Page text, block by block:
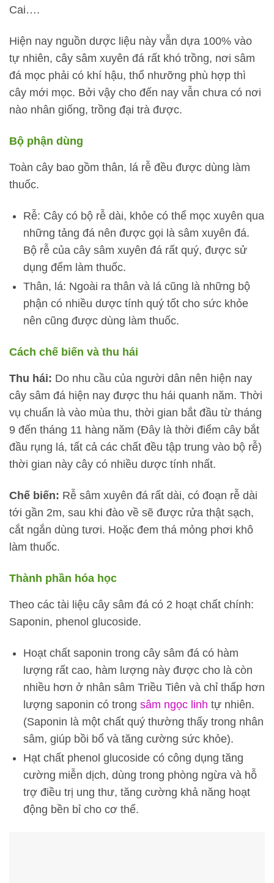
Cai….
Hiện nay nguồn dược liệu này vẫn dựa 100% vào
tự nhiên, cây sâm xuyên đá rất khó trồng, nơi sâm
đá mọc phải có khí hậu, thổ nhưỡng phù hợp thì
cây mới mọc. Bởi vậy cho đến nay vẫn chưa có nơi
nào nhân giống, trồng đại trà được.
Bộ phận dùng
Toàn cây bao gồm thân, lá rễ đều được dùng làm
thuốc.
Rễ: Cây có bộ rễ dài, khỏe có thể mọc xuyên qua
những tảng đá nên được gọi là sâm xuyên đá.
Bộ rễ của cây sâm xuyên đá rất quý, được sử
dụng đểm làm thuốc.
Thân, lá: Ngoài ra thân và lá cũng là những bộ
phận có nhiều dược tính quý tốt cho sức khỏe
nên cũng được dùng làm thuốc.
Cách chế biến và thu hái
Thu hái: Do nhu cầu của người dân nên hiện nay
cây sâm đá hiện nay được thu hái quanh năm. Thời
vụ chuẩn là vào mùa thu, thời gian bắt đầu từ tháng
9 đến tháng 11 hàng năm (Đây là thời điểm cây bắt
đầu rụng lá, tất cả các chất đều tập trung vào bộ rễ)
thời gian này cây có nhiều dược tính nhất.
Chế biến: Rễ sâm xuyên đá rất dài, có đoạn rễ dài
tới gần 2m, sau khi đào về sẽ được rửa thật sạch,
cắt ngắn dùng tươi. Hoặc đem thá mỏng phơi khô
làm thuốc.
Thành phần hóa học
Theo các tài liệu cây sâm đá có 2 hoạt chất chính:
Saponin, phenol glucoside.
Hoạt chất saponin trong cây sâm đá có hàm
lượng rất cao, hàm lượng này được cho là còn
nhiều hơn ở nhân sâm Triều Tiên và chỉ thấp hơn
lượng saponin có trong sâm ngọc linh tự nhiên.
(Saponin là một chất quý thường thấy trong nhân
sâm, giúp bồi bổ và tăng cường sức khỏe).
Hạt chất phenol glucoside có công dụng tăng
cường miễn dịch, dùng trong phòng ngừa và hỗ
trợ điều trị ung thư, tăng cường khả năng hoạt
động bền bỉ cho cơ thể.